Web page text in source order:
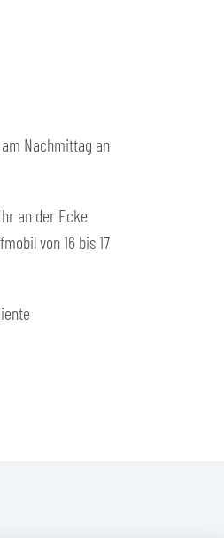
Nachmittag an
an der Ecke
von 16 bis 17